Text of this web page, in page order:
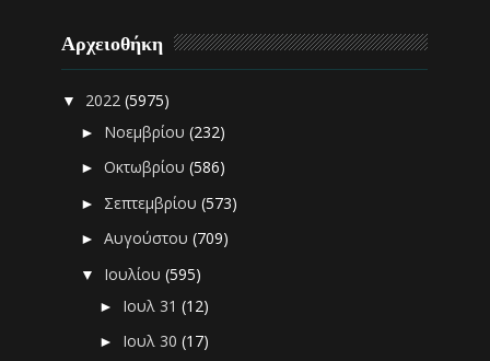
Αρχειοθήκη
▼ 2022(5975)
► Νοεμβρίου(232)
►Οκτωβρίου(586)
► Σεπτεμβρίου(573)
►Αυγούστου(709)
▼ Ιουλίου(595)
► Ιουλ 31(12)
► Ιουλ 30(17)